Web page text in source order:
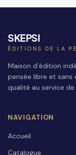
SKEPSI
ÉDITIONS DE LA
Maison d’édition
pensée libre et sans
qualité au service
NAVIGATION
Accueil
Catalogue